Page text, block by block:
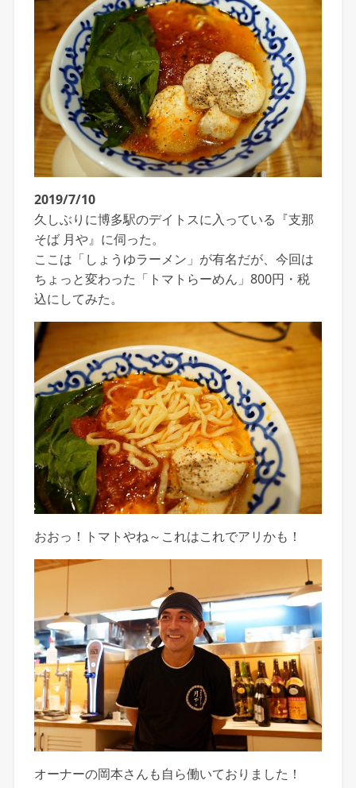
2019/7/10
久しぶりに博多駅のデイトスに入っている『支那
そば 月や』に伺った。
ここは「しょうゆラーメン」が有名だが、今回は
ちょっと変わった「トマトらーめん」800円・税
込にしてみた。
おおっ！トマトやね～これはこれでアリかも！
オーナーの岡本さんも自ら働いておりました！